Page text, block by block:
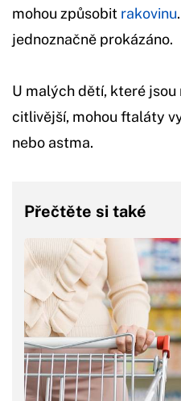
mohou způsobit rakovinu
jednoznačně prokázáno.
U malých dětí, které
citlivější, mohou ftaláty
nebo astma.
Přečtěte si také